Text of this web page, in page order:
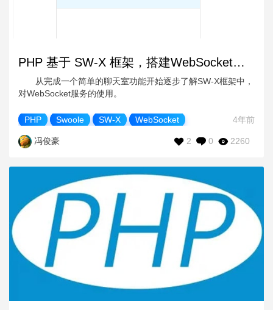
PHP 基于 SW-X 框架，搭建WebSocket服务器（二）
从完成一个简单的聊天室功能开始逐步了解SW-X框架中，
对WebSocket服务的使用。
PHP Swoole SW-X WebSocket 4年前
冯俊豪 2260
0
2